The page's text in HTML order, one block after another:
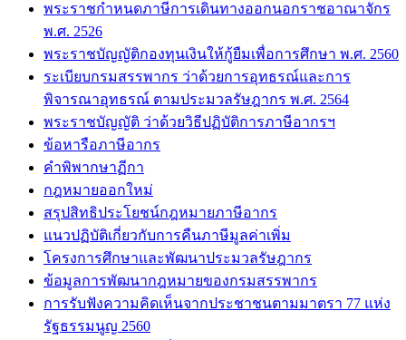
พระราชกำหนดภาษีการเดินทางออกนอกราชอาณาจักร
พ.ศ. 2526
พระราชบัญญัติกองทุนเงินให้กู้ยืมเพื่อการศึกษา พ.ศ. 2560
ระเบียบกรมสรรพากร ว่าด้วยการอุทธรณ์และการ
พิจารณาอุทธรณ์ ตามประมวลรัษฎากร พ.ศ. 2564
พระราชบัญญัติ ว่าด้วยวิธีปฏิบัติการภาษีอากรฯ
ข้อหารือภาษีอากร
คำพิพากษาฏีกา
กฎหมายออกใหม่
สรุปสิทธิประโยชน์กฎหมายภาษีอากร
แนวปฏิบัติเกี่ยวกับการคืนภาษีมูลค่าเพิ่ม
โครงการศึกษาและพัฒนาประมวลรัษฎากร
ข้อมูลการพัฒนากฎหมายของกรมสรรพากร
การรับฟังความคิดเห็นจากประชาชนตามมาตรา 77 แห่ง
รัฐธรรมนูญ 2560